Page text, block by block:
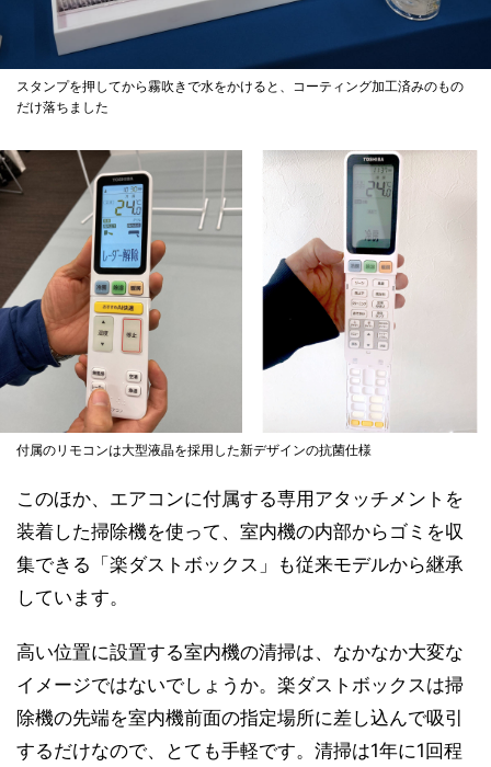
スタンプを押してから霧吹きで水をかけると、コーティング加工済みのもの
だけ落ちました
付属のリモコンは大型液晶を採用した新デザインの抗菌仕様
このほか、エアコンに付属する専用アタッチメントを
装着した掃除機を使って、室内機の内部からゴミを収
集できる「楽ダストボックス」も従来モデルから継承
しています。
高い位置に設置する室内機の清掃は、なかなか大変な
イメージではないでしょうか。楽ダストボックスは掃
除機の先端を室内機前面の指定場所に差し込んで吸引
するだけなので、とても手軽です。清掃は1年に1回程